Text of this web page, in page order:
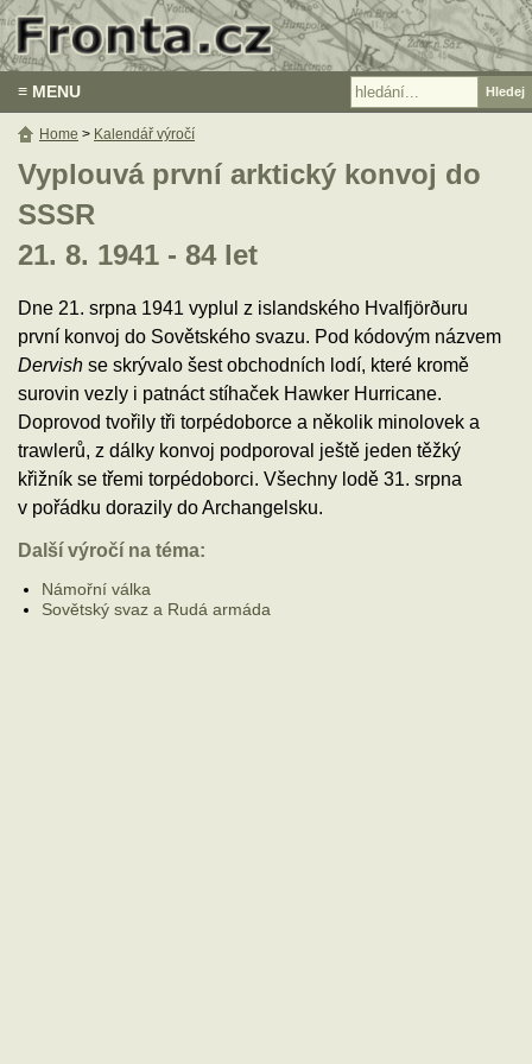
≡ MENU
Vyplouvá první arktický konvoj do
SSSR
21. 8. 1941 - 84 let
Dne 21. srpna 1941 vyplul z islandského Hvalfjörðuru
první konvoj do Sovětského svazu. Pod kódovým názvem
Dervish se skrývalo šest obchodních lodí, které kromě
surovin vezly i patnáct stíhaček Hawker Hurricane.
Doprovod tvořily tři torpédoborce a několik minolovek a
trawlerů, z dálky konvoj podporoval ještě jeden těžký
křižník se třemi torpédoborci. Všechny lodě 31. srpna
v pořádku dorazily do Archangelsku.
Další výročí na téma:
Námořní válka
Sovětský svaz a Rudá armáda
Home > Kalendář výročí